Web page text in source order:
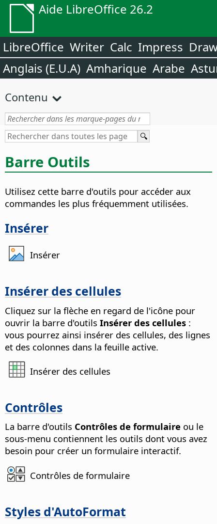
Aide LibreOffice 26.2
LibreOffice Writer Calc Impress
Anglais (E.U.A) Amharique Arabe
Contenu
Barre Outils
Utilisez cette barre d'outils pour accéder aux
commandes les plus fréquemment utilisées.
Insérer
Insérer
Insérer des cellules
Cliquez sur la flèche en regard de l'icône pour
ouvrir la barre d'outils Insérer des cellules :
vous pourrez ainsi insérer des cellules, des lignes
et des colonnes dans la feuille active.
Insérer des cellules
Contrôles
La barre d'outils Contrôles de formulaire ou le
sous-menu contiennent les outils dont vous avez
besoin pour créer un formulaire interactif.
Contrôles de formulaire
Styles d'AutoFormat